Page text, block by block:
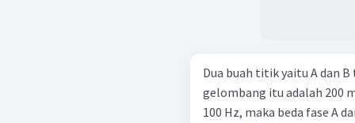
Dua buah titik yaitu A dan
gelombang itu adalah 200
100 Hz, maka beda fase A